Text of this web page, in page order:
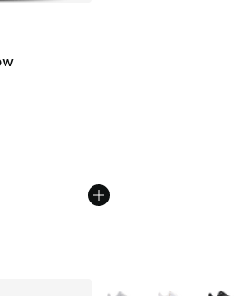
Prix en baisse de € 129,99 à
Plus de couleurs